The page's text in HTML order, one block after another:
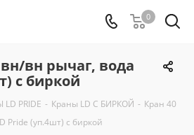
0
вн рычаг, вода
с биркой
PRIDE - Краны LD С БИРКОЙ - Кран 40
Pride (уп.4шт) с биркой